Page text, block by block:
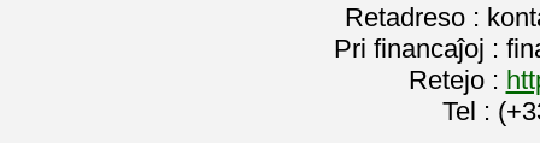
Retadreso :
Pri financaĵoj :
Retejo :
Tel :